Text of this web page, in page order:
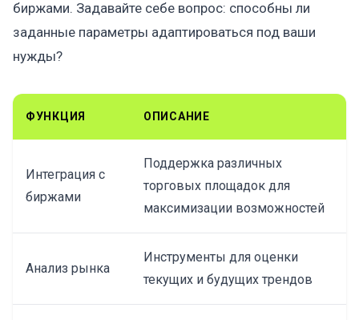
биржами. Задавайте себе вопрос: способны ли
заданные параметры адаптироваться под ваши
нужды?
ФУНКЦИЯ ОПИСАНИЕ
Интеграция с
биржами
Поддержка различных
торговых площадок для
максимизации возможностей
Анализ рынка
Инструменты для оценки
текущих и будущих трендов